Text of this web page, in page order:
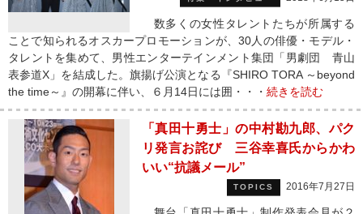
数多くの女性タレントたちが所属する
ことで知られるオスカープロモーションが、30人の俳優・モデル・
タレントを集めて、男性エンターテインメント集団「男劇団 青山
表参道X」を結成した。旗揚げ公演となる『SHIRO TORA ～beyond
the time～』の開幕に伴い、６月14日には囲・・・ 続きを読む
「真田十勇士」の中村勘九郎、パク
リ発言お詫び 三谷幸喜氏からかわ
いい“抗議メール”
TOPICS 2016年7月27日